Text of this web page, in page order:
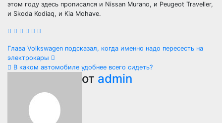
этом году здесь прописался и Nissan Murano, и Peugeot Traveller,
и Skoda Kodiaq, и Kia Mohave.
Навигация
по
записям
Глава Volkswagen подсказал, когда именно надо пересесть на
электрокары
В каком автомобиле удобнее всего сидеть?
от admin